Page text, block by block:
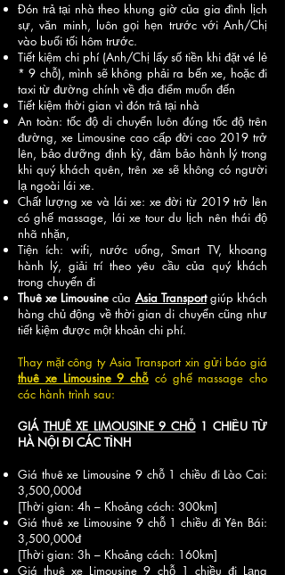
Đón trả tại nhà theo khung giờ của gia đình lịch
sự, văn minh, luôn gọi hẹn trước với Anh/Chị
vào buổi tối hôm trước.
Tiết kiệm chi phí (Anh/Chị lấy số tiền khi đặt vé lẻ
* 9 chỗ), mình sẽ không phải ra bến xe, hoặc đi
taxi từ đường chính về địa điểm muốn đến
Tiết kiệm thời gian vì đón trả tại nhà
An toàn: tốc độ di chuyển luôn đúng tốc độ trên
đường, xe Limousine cao cấp đời cao 2019 trở
lên, bảo dưỡng định kỳ, đảm bảo hành lý trong
khi quý khách quên, trên xe sẽ không có người
lạ ngoài lái xe.
Chất lượng xe và lái xe: xe đời từ 2019 trở lên
có ghế massage, lái xe tour du lịch nên thái độ
nhã nhặn,
Tiện ích: wifi, nước uống, Smart TV, khoang
hành lý, giải trí theo yêu cầu của quý khách
trong chuyến đi
Thuê xe Limousine của Asia Transportgiúp khách
hàng chủ động về thời gian di chuyển cũng như
tiết kiệm được một khoản chi phí.
Thay mặt công ty Asia Transport xin gửi báo giá
thuê xe Limousine 9 chỗ có ghế massage cho
các hành trình sau:
GIÁ THUÊ XE LIMOUSINE 9 CHỖ1 CHIỀU TỪ
HÀ NỘI ĐI CÁC TỈNH
Giá thuê xe Limousine 9 chỗ 1 chiều đi Lào Cai:
3,500,000đ
[Thời gian: 4h – Khoảng cách: 300km]
Giá thuê xe Limousine 9 chỗ 1 chiều đi Yên Bái:
3,500,000đ
[Thời gian: 3h – Khoảng cách: 160km]
Giá thuê xe Limousine 9 chỗ 1 chiều đi Lạng